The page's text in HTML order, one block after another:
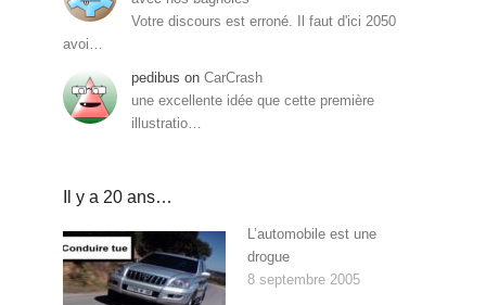
Votre discours est erroné. Il faut d'ici 2050
avoi…
pedibus on CarCrash
une excellente idée que cette première
illustratio…
Il y a 20 ans…
L’automobile est une
drogue
8 septembre 2005